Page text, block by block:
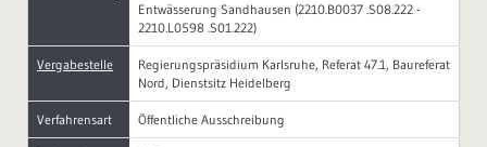
Entwässerung Sandhausen (2210.B0037 .S08.222 -
2210.L0598 .S01.222)
Vergabestelle
Regierungspräsidium Karlsruhe, Referat 47.1, Baureferat
Nord, Dienstsitz Heidelberg
Verfahrensart Öffentliche Ausschreibung